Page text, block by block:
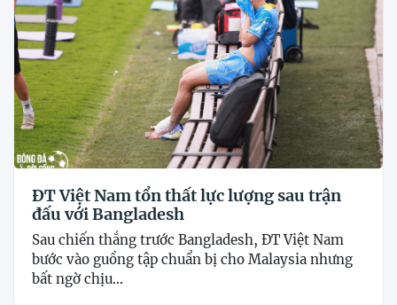
ĐT Việt Nam tổn thất lực lượng sau trận
đấu với Bangladesh
Sau chiến thắng trước Bangladesh, ĐT Việt Nam
bước vào guồng tập chuẩn bị cho Malaysia nhưng
bất ngờ chịu...